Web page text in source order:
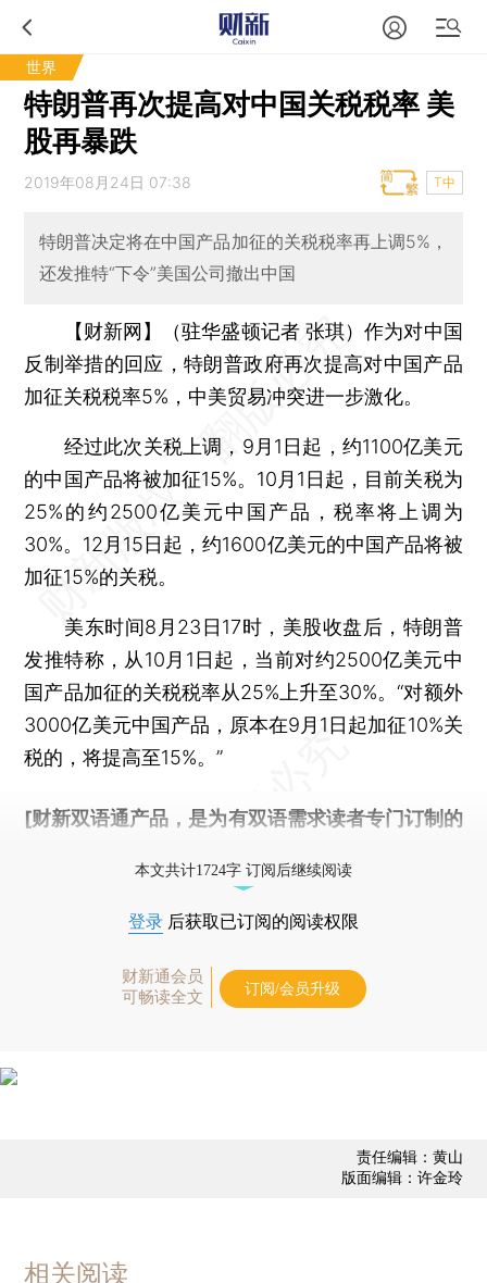
世界
特朗普再次提高对中国关税税率 美
股再暴跌
2019年08月24日 07:38 T中
特朗普决定将在中国产品加征的关税税率再上调5%，
还发推特“下令”美国公司撤出中国
【财新网】（驻华盛顿记者 张琪）作为对中国
反制举措的回应，特朗普政府再次提高对中国产品
加征关税税率5%，中美贸易冲突进一步激化。
经过此次关税上调，9月1日起，约1100亿美元
的中国产品将被加征15%。10月1日起，目前关税为
25%的约2500亿美元中国产品，税率将上调为
30%。12月15日起，约1600亿美元的中国产品将被
加征15%的关税。
美东时间8月23日17时，美股收盘后，特朗普
发推特称，从10月1日起，当前对约2500亿美元中
国产品加征的关税税率从25%上升至30%。“对额外
3000亿美元中国产品，原本在9月1日起加征10%关
税的，将提高至15%。”
[财新双语通产品，是为有双语需求读者专门订制的
本文共计1724字 订阅后继续阅读
登录 后获取已订阅的阅读权限
财新通会员
可畅读全文
订阅/会员升级
责任编辑：黄山
版面编辑：许金玲
相关阅读